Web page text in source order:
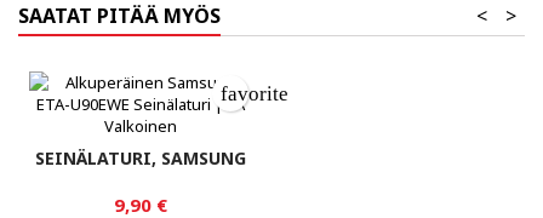
SAATAT PITÄÄ MYÖS >
<
SEINÄLATURI, SAMSUNG
9,90 €
favorite_border